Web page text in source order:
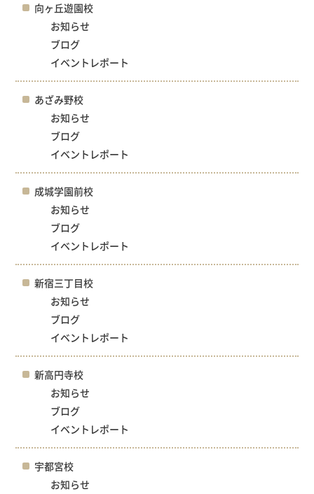
向ヶ丘遊園校
お知らせ
ブログ
イベントレポート
あざみ野校
お知らせ
ブログ
イベントレポート
成城学園前校
お知らせ
ブログ
イベントレポート
新宿三丁目校
お知らせ
ブログ
イベントレポート
新高円寺校
お知らせ
ブログ
イベントレポート
宇都宮校
お知らせ